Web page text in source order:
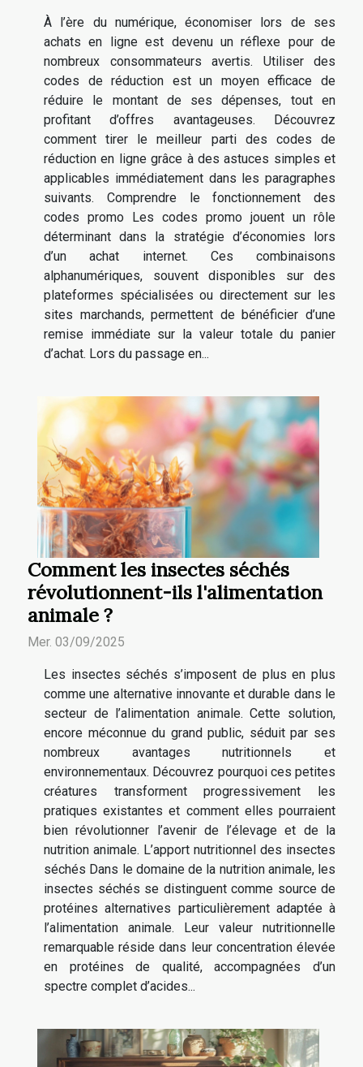
À l’ère du numérique, économiser lors de ses
achats en ligne est devenu un réflexe pour de
nombreux consommateurs avertis. Utiliser des
codes de réduction est un moyen efficace de
réduire le montant de ses dépenses, tout en
profitant d’offres avantageuses. Découvrez
comment tirer le meilleur parti des codes de
réduction en ligne grâce à des astuces simples et
applicables immédiatement dans les paragraphes
suivants. Comprendre le fonctionnement des
codes promo Les codes promo jouent un rôle
déterminant dans la stratégie d’économies lors
d’un achat internet. Ces combinaisons
alphanumériques, souvent disponibles sur des
plateformes spécialisées ou directement sur les
sites marchands, permettent de bénéficier d’une
remise immédiate sur la valeur totale du panier
d’achat. Lors du passage en...
Comment les insectes séchés
révolutionnent-ils l'alimentation
animale ?
Mer. 03/09/2025
Les insectes séchés s’imposent de plus en plus
comme une alternative innovante et durable dans le
secteur de l’alimentation animale. Cette solution,
encore méconnue du grand public, séduit par ses
nombreux avantages nutritionnels et
environnementaux. Découvrez pourquoi ces petites
créatures transforment progressivement les
pratiques existantes et comment elles pourraient
bien révolutionner l’avenir de l’élevage et de la
nutrition animale. L’apport nutritionnel des insectes
séchés Dans le domaine de la nutrition animale, les
insectes séchés se distinguent comme source de
protéines alternatives particulièrement adaptée à
l’alimentation animale. Leur valeur nutritionnelle
remarquable réside dans leur concentration élevée
en protéines de qualité, accompagnées d’un
spectre complet d’acides...